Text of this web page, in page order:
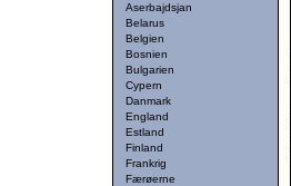
Aserbajdsjan
Belarus
Belgien
Bosnien
Bulgarien
Cypern
Danmark
England
Estland
Finland
Frankrig
Færøerne